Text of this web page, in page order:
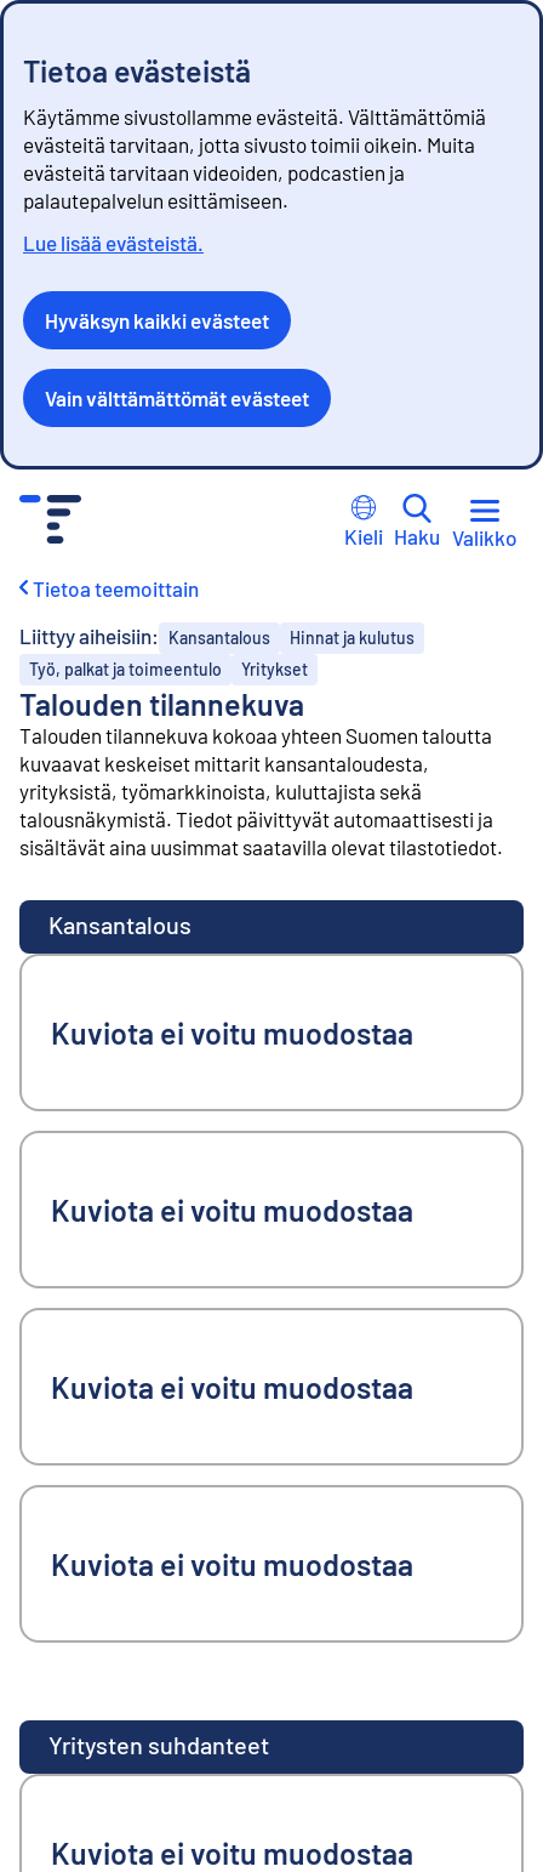
Tietoa evästeistä
Käytämme sivustollamme evästeitä. Välttämättömiä
evästeitä tarvitaan, jotta sivusto toimii oikein. Muita
evästeitä tarvitaan videoiden, podcastien ja
palautepalvelun esittämiseen.
Lue lisää evästeistä.
Hyväksyn kaikki evästeet
Vain välttämättömät evästeet
Kieli Haku Valikko
Tietoa teemoittain
Liittyy aiheisiin:
Kansantalous
Hinnat ja kulutus
Työ, palkat ja toimeentulo
Yritykset
Talouden tilannekuva
Talouden tilannekuva kokoaa yhteen Suomen taloutta
kuvaavat keskeiset mittarit kansantaloudesta,
yrityksistä, työmarkkinoista, kuluttajista sekä
talousnäkymistä. Tiedot päivittyvät automaattisesti ja
sisältävät aina uusimmat saatavilla olevat tilastotiedot.
Kansantalous
Kuviota ei voitu muodostaa
Kuviota ei voitu muodostaa
Kuviota ei voitu muodostaa
Kuviota ei voitu muodostaa
Yritysten suhdanteet
Kuviota ei voitu muodostaa